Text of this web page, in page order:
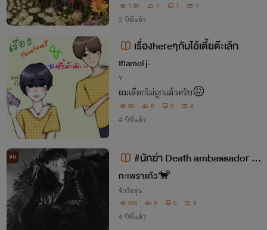
1.0K 1 1 1
3 ปีที่แล้ว
เรื่องhereๆกับไอ้เตี้ยต๊ะเล้ก
thamol j-
Y
ผมเลือกไม่ถูกเเล้วครับ😖
80 0 0 2
4 ปีที่แล้ว
จบ
#นักฆ่า Death ambassador ||
kookv
กะเพราแก้ว🐒
รักวัยรุ่น
510 0 0 8
4 ปีที่แล้ว